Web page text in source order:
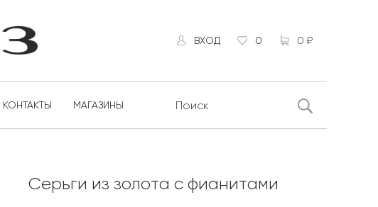
ВХОД 0 0 ₽
КОНТАКТЫ МАГАЗИНЫ
Серьги из золота с фианитами